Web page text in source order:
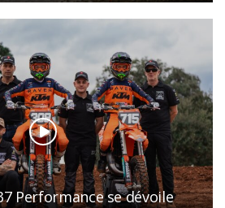
Performance se dévoile